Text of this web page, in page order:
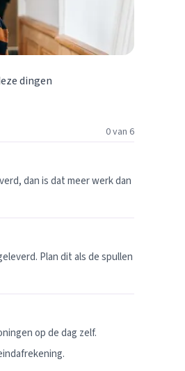
dingen
0 van 6
dan is dat meer werk dan
Plan dit als de spullen
op de dag zelf.